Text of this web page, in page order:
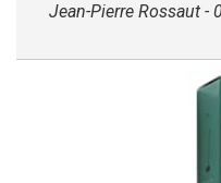
Jean-Pierre Rossaut -